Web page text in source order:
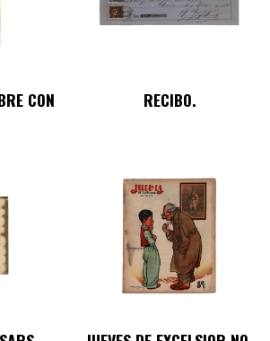
CON RECIBO.